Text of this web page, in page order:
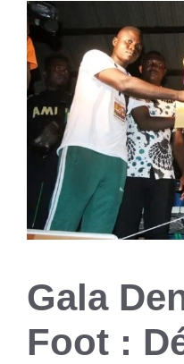
Gala
Foot :